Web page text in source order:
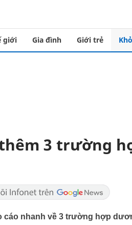
giới Gia đình Giới trẻ
3 trường
cáo nhanh về 3 trường hợp